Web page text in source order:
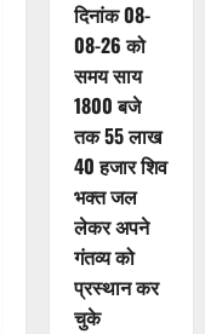
दिनांक 08-
08-26 को
समय साय
1800 बजे
तक 55 लाख
40 हजार शिव
भक्त जल
लेकर अपने
गंतव्य को
प्रस्थान कर
चुके